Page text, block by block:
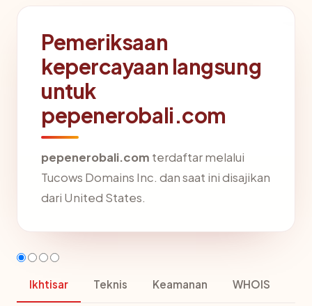
Pemeriksaan
kepercayaan langsung
untuk
pepenerobali.com
pepenerobali.com terdaftar melalui
Tucows Domains Inc. dan saat ini disajikan
dari United States.
Ikhtisar Teknis Keamanan WHOIS